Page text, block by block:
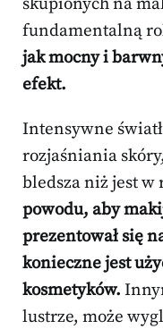
skupionych na
fundamentalną
jak mocny i
efekt.
Intensywne
rozjaśniania
bledsza niż jest w
powodu, aby
prezentował się
konieczne jest
kosmetyków.
lustrze, może